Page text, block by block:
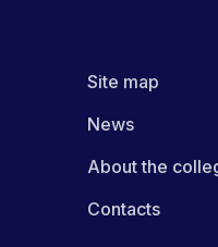
Site map
News
About the
Contacts